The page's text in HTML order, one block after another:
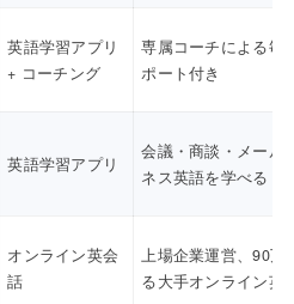
英語学習アプリ
+ コーチング
専属コーチによる毎
ポート付き
英語学習アプリ
会議・商談・メール
ネス英語を学べる
オンライン英会
話
上場企業運営、90万
る大手オンライン英